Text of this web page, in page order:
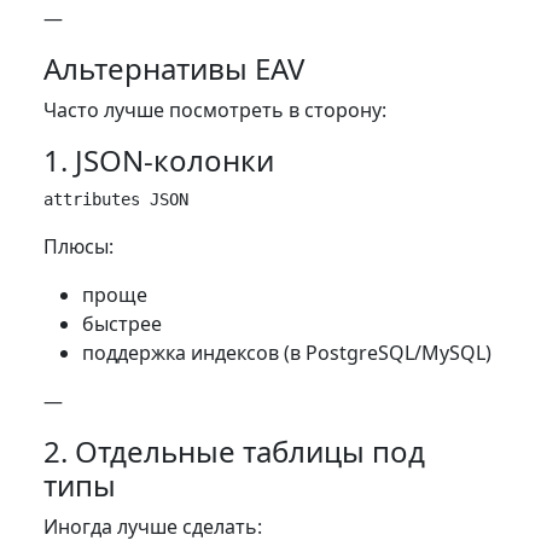
—
Альтернативы EAV
Часто лучше посмотреть в сторону:
1. JSON-колонки
Плюсы:
проще
быстрее
поддержка индексов (в PostgreSQL/MySQL)
—
2. Отдельные таблицы под
типы
Иногда лучше сделать: